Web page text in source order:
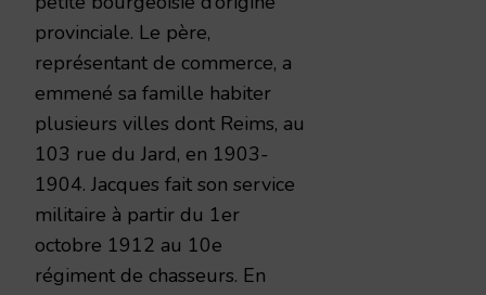
provinciale. Le père,
représentant de commerce, a
emmené sa famille habiter
plusieurs villes dont Reims, au
103 rue du Jard, en 1903-
1904. Jacques fait son service
militaire à partir du 1er
octobre 1912 au 10e
régiment de chasseurs. En